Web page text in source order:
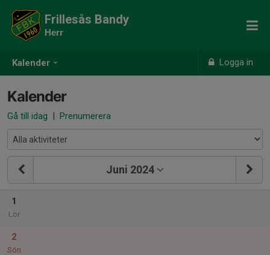
Kalender Logga in
Frillesås Bandy
Herr
Kalender
Gå till idag | Prenumerera
Juni 2024
1
Lör
2
Sön